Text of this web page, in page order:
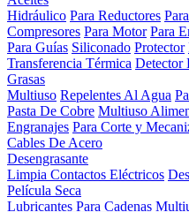
Hidráulico Para Reductores
Compresores Para Motor Para
Para Guías Siliconado Protector
Transferencia Térmica Detector
Grasas
Multiuso Repelentes Al Agua
Pasta De Cobre Multiuso
Engranajes Para Corte y
Cables De Acero
Desengrasante
Limpia Contactos Eléctricos
Película Seca
Lubricantes Para Cadenas